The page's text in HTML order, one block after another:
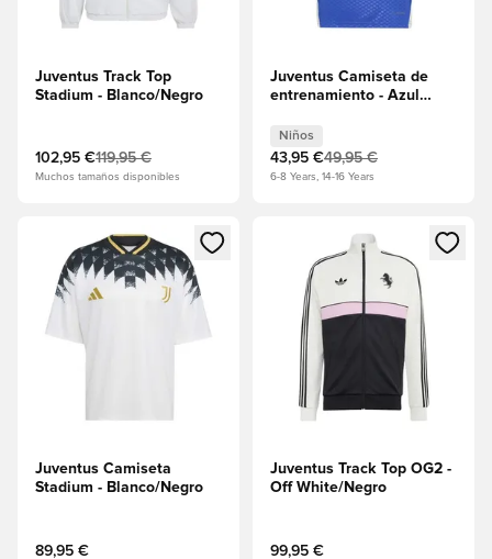
Juventus Track Top
Stadium - Blanco/Negro
102,95 €119,95 €
Muchos tamaños disponibles
Juventus Camiseta de
entrenamiento - Azul
Niños
43,95 €49,95 €
6-8 Years, 14-16 Years
Abre un modal para iniciar sesión o registrarse como
Juventus Camiseta
Stadium - Blanco/Negro
89,95 €
Abre un modal para iniciar
Juventus Track Top OG2 -
Off White/Negro
99,95 €